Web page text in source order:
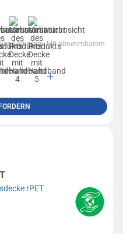
180 g/qm, Mit abnehmbarem